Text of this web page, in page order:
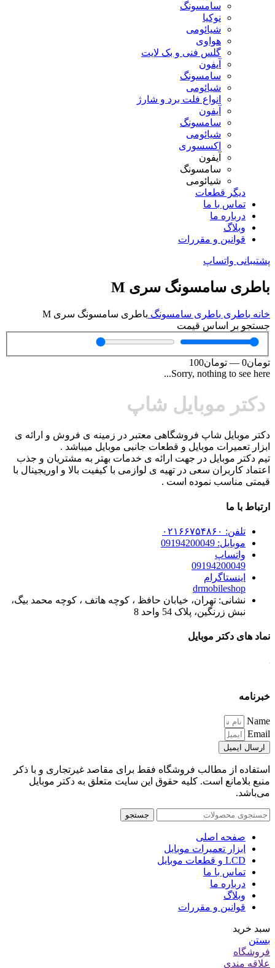
سامسونگ
نوکیا
شیائومی
هواوی
گلس فنی و بک لایت
آیفون
سامسونگ
شیائومی
انواع فلت برد و شارژ
آیفون
سامسونگ
شیائومی
اکسسوری
آیفون
سامسونگ
شیائومی
دیگر قطعات
تماس با ما
درباره ما
وبلاگ
قوانین و مقررات
پشتیبانی واتساپ
باطری سامسونگ سری M
خانه باطری باطری سامسونگ باطری سامسونگ سری M
جستجو بر اساس قیمت
تومان0
— تومان100
Sorry, nothing to see here...
دکتر موبایل شاپ
دکتر موبایل شاپ فروشگاهی معتبر در زمینه ی فروش و ارائه ی
ابزار تعمیرات موبایل و قطعات جانبی موبایل میباشد .
تیم دکتر موبایل در جهت ارائه ی خدمات بهتر به مشتریان و جذب
اعتماد کاربران سعی در تهیه ی لوازمی با کیفیت بالا و اوریجینال با
قیمتی مناسب نموده است .
ارتباط با ما
تلفن: ۰۲۱۶۶۷۵۴۸۶۰
موبایل: 09194200049
واتساپ
09194200049
اینستاگرام
drmobileshop
نشانی: تهران، خیابان حافظ ، کوچه هاتف ، کوچه محمد بیگ،
نبش زرنگین، پلاک 54 واحد 8
نماد های دکتر موبایل
خبرنامه
Name
Email
ارسال ایمیل
استفاده از مطالب فروشگاه فقط برای مقاصد غیرتجاری و با ذکر
منبع بلامانع است. کلیه حقوق این سایت متعلق به دکتر موبایل
می‌باشد.
جستجو
صفحه اصلی
ابزار تعمیرات موبایل
LCD و قطعات موبایل
تماس با ما
درباره ما
وبلاگ
قوانین و مقررات
سبد خرید
بستن
فروشگاه
علاقه مندی